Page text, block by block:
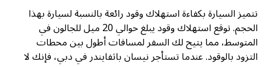
تتميز السيارة بكفاءة استهلاك وقود رائعة بالنسبة لسيارة بهذا
الحجم. توقع استهلاك وقود يبلغ حوالي 20 ميل للجالون في
المتوسط، مما يتيح لك السفر لمسافات أطول بين محطات
التزود بالوقود. عندما تستأجر نيسان باثفايندر في دبي، فإنك لا